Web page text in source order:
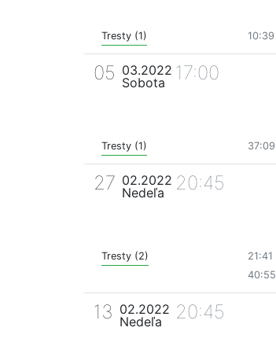
Tresty (1) 10:39
05 03.2022
Sobota
17:00
Tresty (1) 37:09
27 02.2022
Nedeľa
20:45
Tresty (2) 21:41
40:55
13 02.2022
Nedeľa
20:45